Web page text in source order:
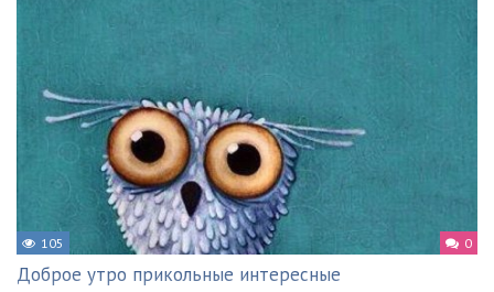
105 0
Доброе утро прикольные интересные